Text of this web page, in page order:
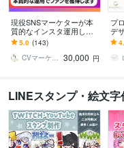
現役SNSマーケターが本
質的なインスタ運用しま
す インスタの勝ちパター
ンを一緒に見つけるお手
伝いをします
5.0 (143)
CVマーケティングデザインラボ 30,000 円
プ
デ
納
金
ン
LINEスタンプ・絵文